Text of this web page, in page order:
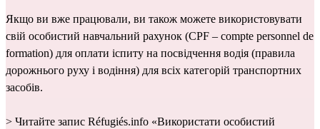
Якщо ви вже працювали, ви також можете використовувати
свій особистий навчальний рахунок (CPF – compte personnel de
formation) для оплати іспиту на посвідчення водія (правила
дорожнього руху і водіння) для всіх категорій транспортних
засобів.
> Читайте запис Réfugiés.info «Використати особистий